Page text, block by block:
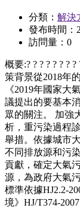
分類： 解決
發布時間：
訪問量： 0
概要:? ? ? ? ? ? ?
策背景從2018年
《2019年國家大
議提出的要基本
眾的關注。 加強
析，重污染過程
舉措。依據城市
不同排放源和污
貢獻，確定大氣
源，為政府大氣
標準依據HJ2.2-
境》HJ/T374-